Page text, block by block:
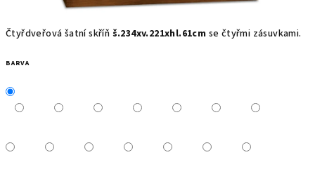
Čtyřdveřová šatní skříň š.234xv.221xhl.61cm se čtyřmi zásuvkami.
BARVA